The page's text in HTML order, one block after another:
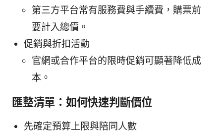
第三方平台常有服務費與手續費，購票前
要計入總價。
促銷與折扣活動
官網或合作平台的限時促銷可顯著降低成
本。
匯整清單：如何快速判斷價位
先確定預算上限與陪同人數